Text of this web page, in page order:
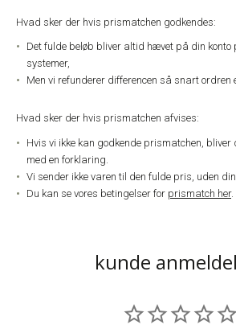
Hvad sker der hvis prismatchen godkendes:
Det fulde beløb bliver altid hævet på din
systemer,
Men vi refunderer differencen så snart ordren
Hvad sker der hvis prismatchen afvises:
Hvis vi ikke kan godkende prismatchen,
med en forklaring.
Vi sender ikke varen til den fulde pris, uden
Du kan se vores betingelser for prismatch her.
kunde